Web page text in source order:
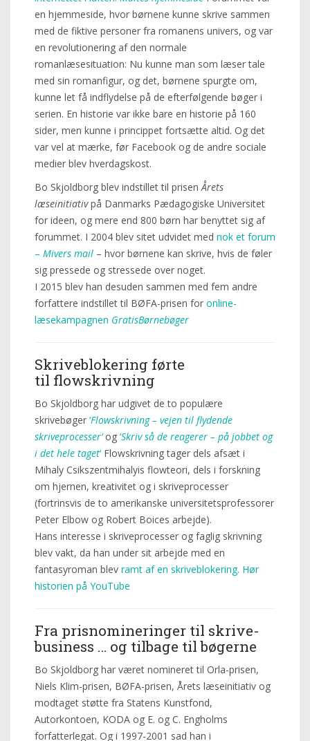
en hjemmeside, hvor børnene kunne skrive sammen
med de fiktive personer fra romanens univers, og var
en revolutionering af den normale
romanlæsesituation: Nu kunne man som læser tale
med sin romanfigur, og det, børnene spurgte om,
kunne let få indflydelse på de efterfølgende bøger i
serien. En historie var ikke bare en historie på 160
sider, men kunne i princippet fortsætte altid. Og det
var vel at mærke, før Facebook og de andre sociale
medier blev hverdagskost.
Bo Skjoldborg blev indstillet til prisenÅrets
læseinitiativpå Danmarks Pædagogiske Universitet
for ideen, og mere end 800 børn har benyttet sig af
forummet. I 2004 blev sitet udvidet med nok et forum
– Mivers mail – hvor børnene kan skrive, hvis de føler
sig pressede og stressede over noget.
I 2015 blev han desuden sammen med fem andre
forfattere indstillet til BØFA-prisen for online-
læsekampagnen GratisBørnebøger
Skriveblokering førte
til flowskrivning
Bo Skjoldborg har udgivet de to populære
skrivebøger ‘Flowskrivning – vejen til flydende
skriveprocesser’og ‘Skriv så de reagerer – på jobbet og
i det hele taget‘ Flowskrivning tager dels afsæt i
Mihaly Csikszentmihalyis flowteori, dels i forskning
om hjernen, kreativitet og i skriveprocesser
(fortrinsvis de to amerikanske universitetsprofessorer
Peter Elbow og Robert Boices arbejde).
Hans interesse i skriveprocesser og faglig skrivning
blev vakt, da han under sit arbejde med en
fantasyroman blev ramt af en skriveblokering. Hør
historien på YouTube
Fra prisnomineringer til skrive-
business … og tilbage til bøgerne
Bo Skjoldborg har været nomineret til Orla-prisen,
Niels Klim-prisen, BØFA-prisen, Årets læseinitiativ og
modtaget støtte fra Statens Kunstfond,
Autorkontoen, KODA og E. og C. Engholms
forfatterlegat. Og i 1997-2001 sad han i